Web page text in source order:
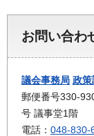
お問い合わ
議会事務局 政策
郵便番号330-
号 議事堂1階
電話： 048-830-